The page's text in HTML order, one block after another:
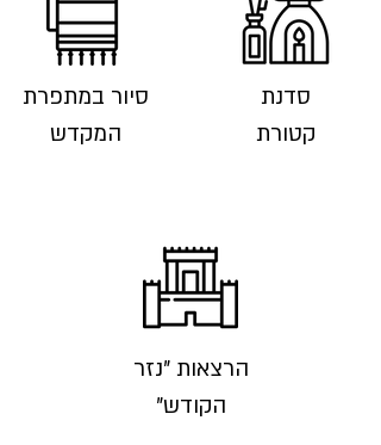
סיור במתפרת
המקדש
סדנת
קטורת
הרצאות "נזר
הקודש"